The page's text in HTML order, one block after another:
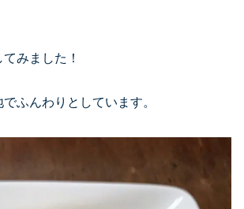
みました！
ふんわりとしています。